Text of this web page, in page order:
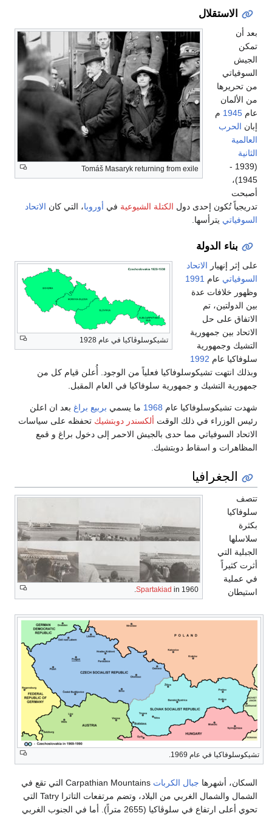
الاستقلال
Tomáš Masaryk returning from exile
بعد أن
تمكن
الجيش
السوفياتي
من تحريرها
من الألمان
عام 1945 م
إبان الحرب
العالمية
الثانية
(1939 -
1945)،
أصبحت
تدريجياً تُكون إحدى دول الكتلة الشيوعية في أوروبا، التي كان الاتحاد
السوفياتي يترأسها.
بناء الدولة
تشيكوسلوڤاكيا في عام 1928
على إثر إنهيار الاتحاد
السوفياتي عام 1991
وظهور خلافات عدة
بين الدولتين، تم
الاتفاق على حل
الاتحاد بين جمهورية
التشيك وجمهورية
سلوفاكيا عام 1992
وبذلك انتهت تشيكوسلوفاكيا فعلياً من الوجود. أُعلن قيام كل من
جمهورية التشيك و جمهورية سلوفاكيا في العام المقبل.
شهدت تشيكوسلوفاكيا عام 1968 ما يسمي بربيع براغ بعد ان اعلن
رئيس الوزراء في ذلك الوقت ألكسندر دوبتشيك تحفظه على سياسات
الاتحاد السوفياتي مما حدى بالجيش الاحمر إلى دخول براغ و قمع
المظاهرات و اسقاط دوبتشيك.
الجغرافيا
Spartakiad in 1960.
تشيكوسلوفاكيا في عام 1969.
تتصف
سلوفاكيا
بكثرة
سلاسلها
الجبلية التي
أثرت كثيراً
في عملية
استيطان
السكان، أشهرها جبال الكربات
Carpathian Mountains التي تقع في
الشمال والشمال الغربي من البلاد، وتضم مرتفعات التاترا Tatry التي
تحوي أعلى ارتفاع في سلوڤاكيا (2655 متراً). أما في الجنوب الغربي